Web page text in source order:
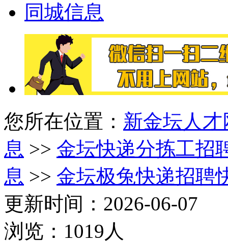
同城信息
您所在位置： 新金坛人才
息 >> 金坛快递分拣工招
息 >> 金坛极兔快递招聘
更新时间：2026-06-07
浏览：1019人